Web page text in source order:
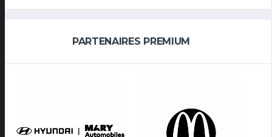
PARTENAIRES PREMIUM